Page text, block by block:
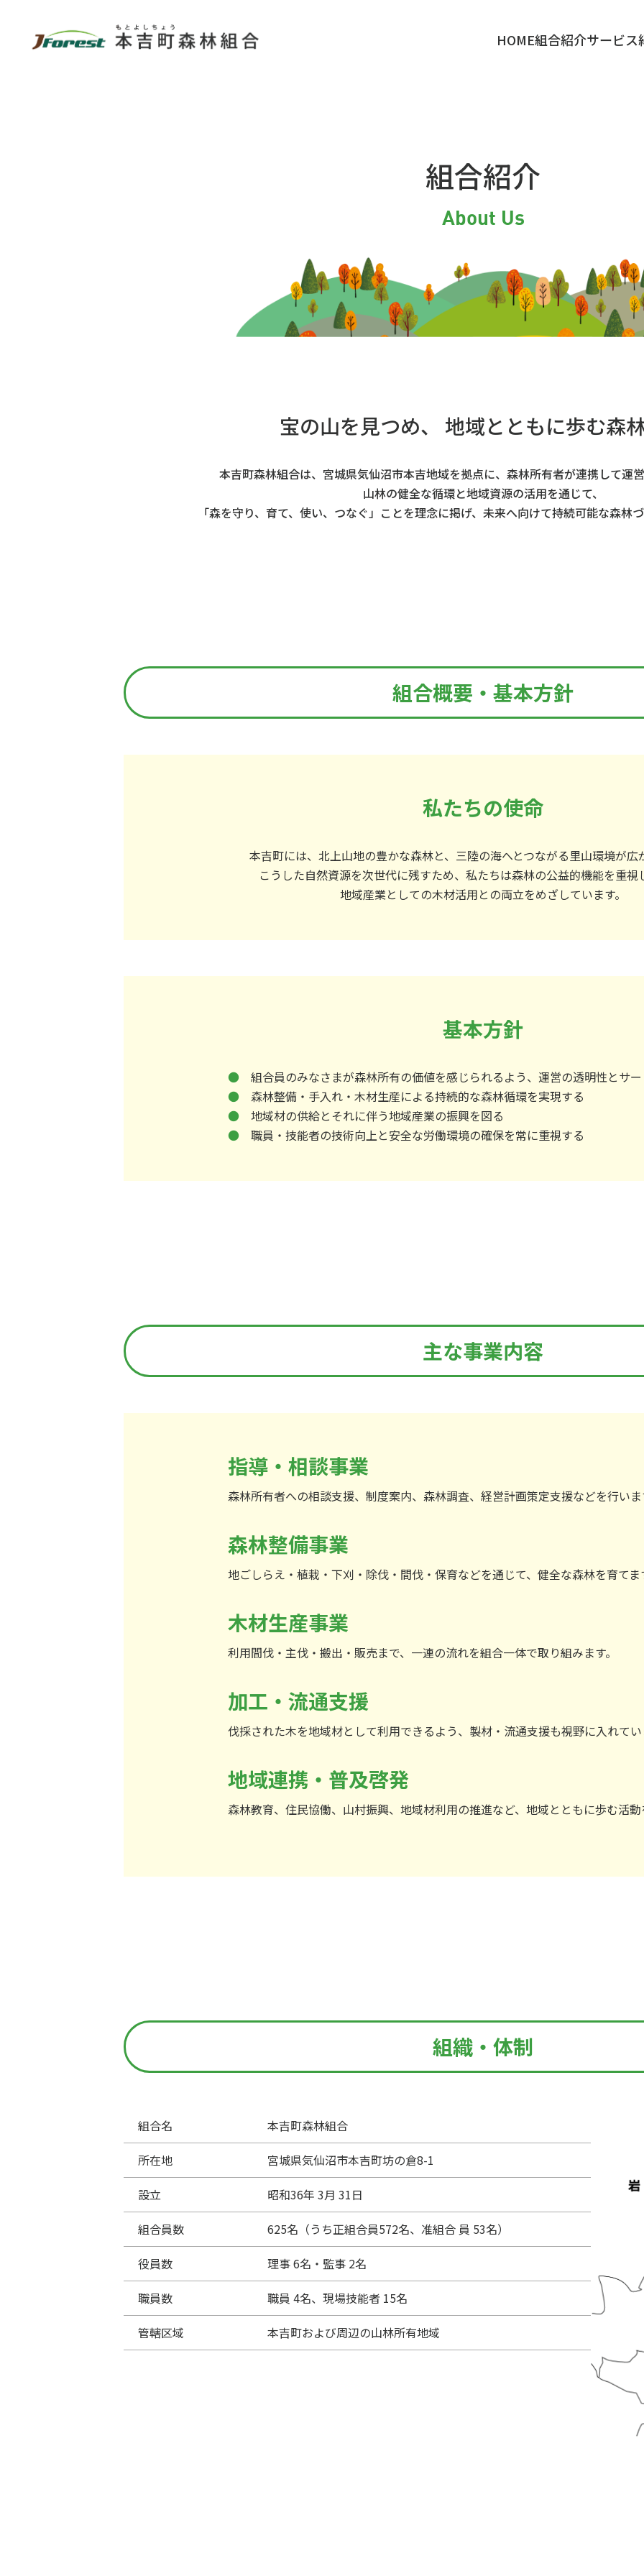
HOME組合紹介サービス
組合紹介
About Us
宝の山を見つめ、 地域とともに歩む森
本吉町森林組合は、 宮城県気仙沼市本吉地域を拠点に、 森林所有者が連携して運
山林の健全な循環と地域資源の活用を通じて、
「森を守り、育て、使い、つなぐ」ことを理念に掲げ、 未来へ向けて持続可能な森林
組合概要・基本方針
私たちの使命
本吉町には、北上山地の豊かな森林と、 三陸の海へとつながる里山環境が広
こうした自然資源を次世代に残すため、 私たちは森林の公益的機能を重視
地域産業としての木材活用との両立をめざしています。
基本方針
● 組合員のみなさまが森林所有の価値を感じられるよう、運営の透明性とサ
● 森林整備・手入れ・木材生産による持続的な森林循環を実現する
● 地域材の供給とそれに伴う地域産業の振興を図る
● 職員・技能者の技術向上と安全な労働環境の確保を常に重視する
主な事業内容
指導・相談事業
森林所有者への相談支援、制度案内、森林調査、経営計画策定支援などを行いま
森林整備事業
地ごしらえ・植栽・下刈・除伐・間伐・保育などを通じて、健全な森林を育てま
木材生産事業
利用間伐・主伐・搬出・販売まで、一連の流れを組合一体で取り組みます。
加工・流通支援
伐採された木を地域材として利用できるよう、製材・流通支援も視野に入れてい
地域連携・普及啓発
森林教育、住民協働、山村振興、地域材利用の推進など、地域とともに歩む活動
組織・体制
組合名
本吉町森林組合
所在地
宮城県気仙沼市本吉町坊の倉8-1
設立
昭和36年 3月 31日
組合員数
625名（うち正組合員572名、准組合 員 53名）
役員数
理事 6名・監事 2名
職員数
職員 4名、現場技能者 15名
管轄区域
本吉町および周辺の山林所有地域